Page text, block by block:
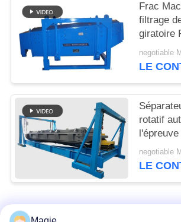
Frac
filtrage
giratoire
grande
filtrage
negotiable
LE
rotatif
pour la
negotiable
LE
Catégories populaires